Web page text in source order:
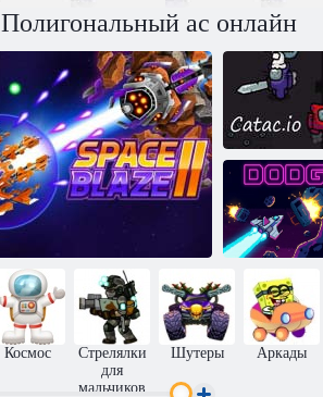
ас онлайн
Амонг Ас: с
кошками
Уклонение
Космос
Стрелялки
для
мальчиков
Шутеры Аркады